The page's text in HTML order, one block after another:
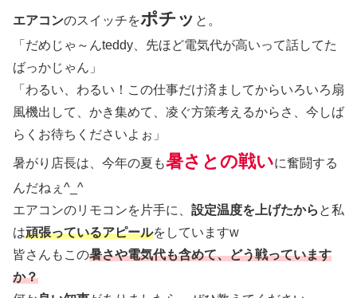
エアコンのスイッチをポチッ と。
「だめじゃ～んteddy、先ほど電気代が高いって話してた
ばっかじゃん」
「わるい、わるい！この仕事だけ済ましてからいろいろ扇
風機出して、かき集めて、凌ぐ方策考えるからさ、今しば
らくお待ちくださいよぉ」
暑がり店長は、今年の夏も暑さとの戦いに奮闘する
んだねぇ^_^
エアコンのリモコンを片手に、 設定温度を上げたから と私
は頑張っているアピールをしていますw
皆さんもこの暑さや電気代も含めて、どう戦っています
か？